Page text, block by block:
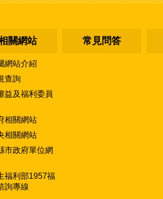
關網站
網站介紹
查詢
益及福利委員
相關網站
相關網站
市政府單位網
福利部1957福
詢專線
常見問答